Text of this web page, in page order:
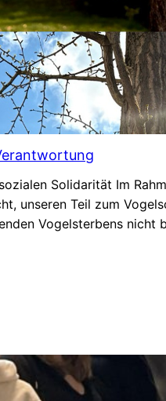
Solidarität Im
unseren Teil zum
Vogelsterbens